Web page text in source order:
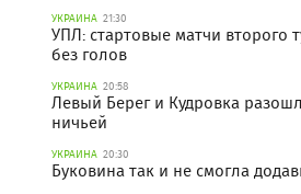
УКРАИНА 21:30
УПЛ: стартовые матчи второго
без голов
УКРАИНА 20:58
Левый Берег и Кудровка
ничьей
УКРАИНА 20:30
Буковина так и не смогла